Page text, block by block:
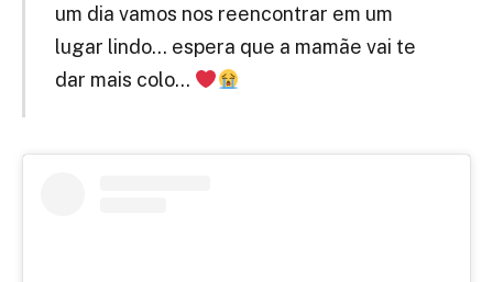
um dia vamos nos reencontrar em um
lugar lindo… espera que a mamãe vai te
dar mais colo…